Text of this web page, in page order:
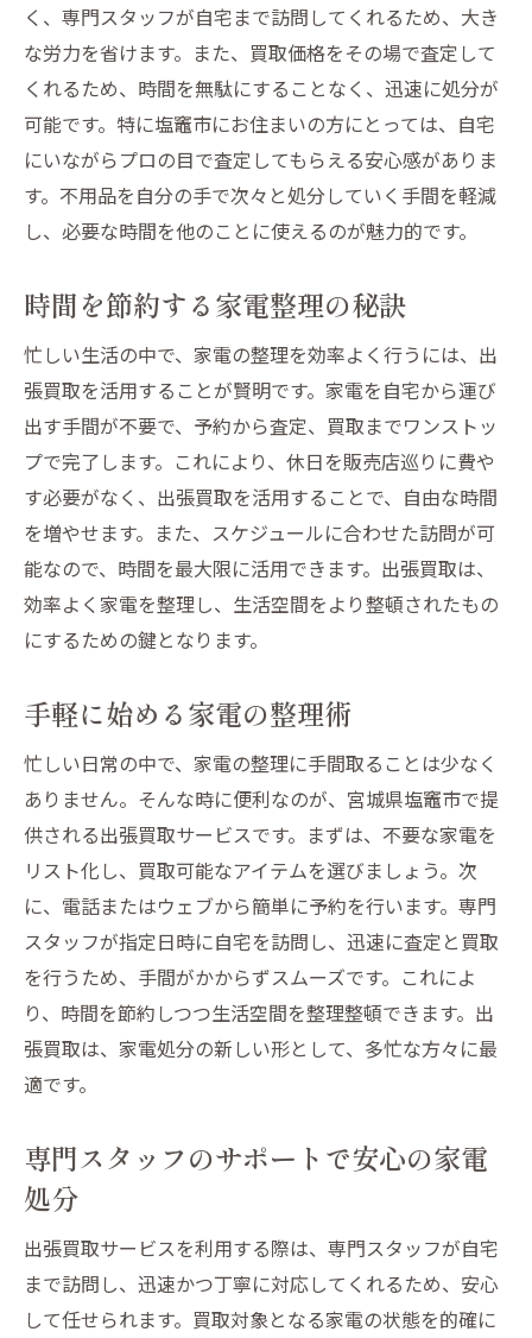
く、専門スタッフが自宅まで訪問してくれるため、大き
な労力を省けます。また、買取価格をその場で査定して
くれるため、時間を無駄にすることなく、迅速に処分が
可能です。特に塩竈市にお住まいの方にとっては、自宅
にいながらプロの目で査定してもらえる安心感がありま
す。不用品を自分の手で次々と処分していく手間を軽減
し、必要な時間を他のことに使えるのが魅力的です。
時間を節約する家電整理の秘訣
忙しい生活の中で、家電の整理を効率よく行うには、出
張買取を活用することが賢明です。家電を自宅から運び
出す手間が不要で、予約から査定、買取までワンストッ
プで完了します。これにより、休日を販売店巡りに費や
す必要がなく、出張買取を活用することで、自由な時間
を増やせます。また、スケジュールに合わせた訪問が可
能なので、時間を最大限に活用できます。出張買取は、
効率よく家電を整理し、生活空間をより整頓されたもの
にするための鍵となります。
手軽に始める家電の整理術
忙しい日常の中で、家電の整理に手間取ることは少なく
ありません。そんな時に便利なのが、宮城県塩竈市で提
供される出張買取サービスです。まずは、不要な家電を
リスト化し、買取可能なアイテムを選びましょう。次
に、電話またはウェブから簡単に予約を行います。専門
スタッフが指定日時に自宅を訪問し、迅速に査定と買取
を行うため、手間がかからずスムーズです。これによ
り、時間を節約しつつ生活空間を整理整頓できます。出
張買取は、家電処分の新しい形として、多忙な方々に最
適です。
専門スタッフのサポートで安心の家電
処分
出張買取サービスを利用する際は、専門スタッフが自宅
まで訪問し、迅速かつ丁寧に対応してくれるため、安心
して任せられます。買取対象となる家電の状態を的確に